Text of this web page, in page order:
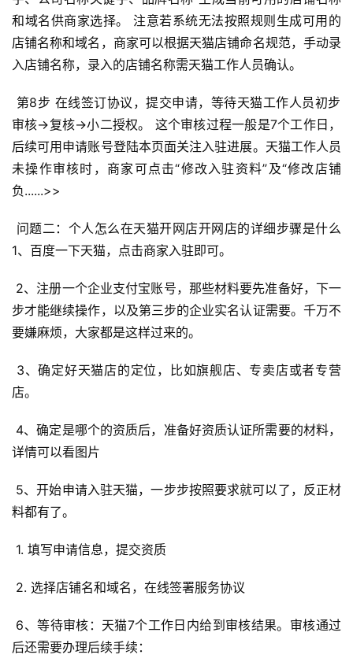
和域名供商家选择。 注意若系统无法按照规则生成可用的
店铺名称和域名，商家可以根据天猫店铺命名规范，手动录
入店铺名称，录入的店铺名称需天猫工作人员确认。
审核→复核→小二授权。 这个审核过程一般是7个工作日，
后续可用申请账号登陆本页面关注入驻进展。天猫工作人员
未操作审核时，商家可点击“修改入驻资料”及“修改店铺
负......>>
1、百度一下天猫，点击商家入驻即可。
步才能继续操作，以及第三步的企业实名认证需要。千万不
要嫌麻烦，大家都是这样过来的。
店。
详情可以看图片
料都有了。
1. 填写申请信息，提交资质
2. 选择店铺名和域名，在线签署服务协议
后还需要办理后续手续：